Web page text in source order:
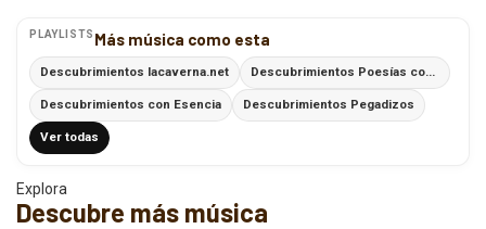
PLAYLISTS Más música como esta
Descubrimientos lacaverna.net Descubrimientos Poesías con Ritmo
Descubrimientos con Esencia Descubrimientos Pegadizos
Ver todas
Explora
Descubre más música